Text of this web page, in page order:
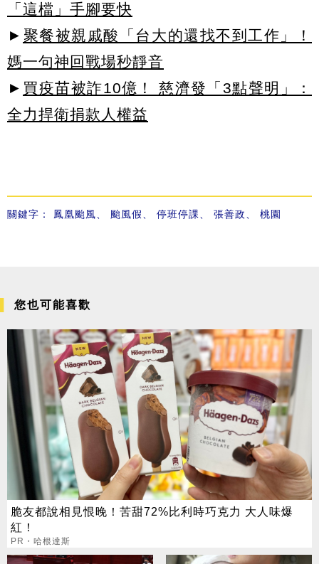
「這檔」手腳要快
► 聚餐被親戚酸「台大的還找不到工作」！
媽一句神回戰場秒靜音
► 買疫苗被詐10億！ 慈濟發「3點聲明」：
全力捍衛捐款人權益
關鍵字： 鳳凰颱風、 颱風假、 停班停課、 張善政、 桃園
您也可能喜歡
脆友都說相見恨晚！苦甜72%比利時巧克力 大人味爆
紅！
PR・哈根達斯